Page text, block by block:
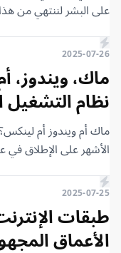
على البشر لننتهي من هذا
2025-07-26
ماك، ويندوز،
نظام التشغيل
ماك أم ويندوز أم
الأشهر على الإطلاق في
ولكن، أي نظام تشغيل
الذي قد يفوتك إذا
الأنسب للبرمجة؟ هذا
2025-07-25
طبقات
الأعماق